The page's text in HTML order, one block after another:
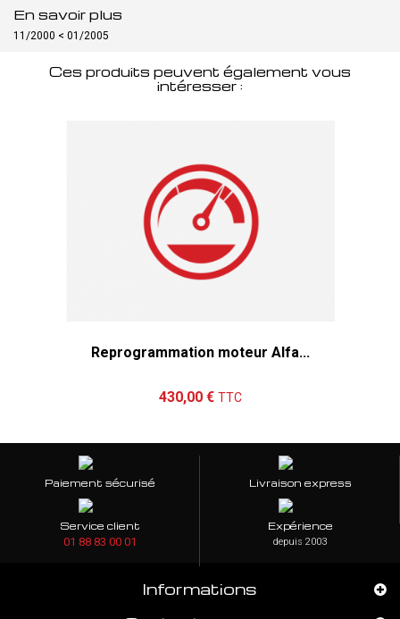
En savoir plus
11/2000 < 01/2005
Ces produits peuvent également vous
intéresser :
Reprogrammation moteur Alfa...
430,00 € TTC
Paiement sécurisé Livraison express
Service client
01 88 83 00 01
Expérience
depuis 2003
Informations